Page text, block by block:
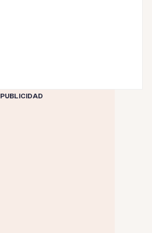
PUBLICIDAD